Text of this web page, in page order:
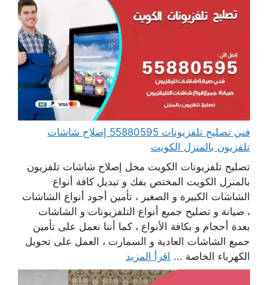
فني تصليح تلفزيونات 55880595 إصلاح شاشات
تلفزيون بالمنزل الكويت
تصليح تلفزيونات الكويت محل إصلاح شاشات تلفزيون
بالمنزل الكويت المختص بفك و تبديل كافة أنواع
الشاشات الكبيرة و الصغير ، تأمين أجود أنواع الشاشات
، صيانة و تصليح جميع أنواع التلفزيونات و الشاشات
بعدة أحجام و بكافة الأنواع ، كما أننا نعمل على تأمين
جميع الشاشات العادية و السمارت ، العمل على تحويل
الكهرباء الخاصة ... اقرأ المزيد